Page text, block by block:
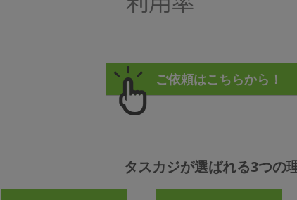
タスカジが選ばれる3つの